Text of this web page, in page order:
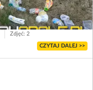
Zdjęć: 2
CZYTAJ DALEJ >>